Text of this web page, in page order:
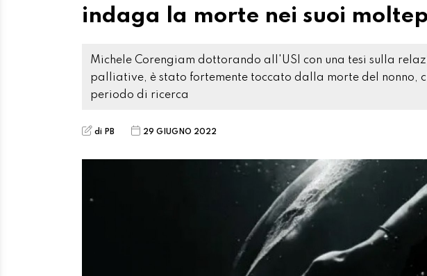
indaga la morte nei suoi
Michele Corengiam dottorando all'USI con una tesi sulla
palliative, è stato fortemente toccato dalla morte del nonno,
periodo di ricerca
di PB 29 GIUGNO 2022